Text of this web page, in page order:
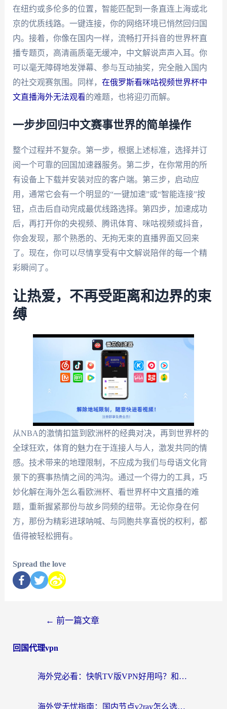
在纽约或多伦多的位置，智能匹配到一条直连上海或北
京的优质线路。一键连接，你的网络环境已悄然回归国
内。接着，你像在国内一样，流畅打开抖音的世界杯直
播专题页，高清画质毫无缓冲，中文解说声声入耳。你
可以毫无障碍地发弹幕、参与互动抽奖，完全融入国内
的社交观赛氛围。同样， 在俄罗斯看咪咕视频世界杯中
文直播海外无法观看的难题，也将迎刃而解。
一步步回归中文赛事世界的简单操作
整个过程并不复杂。第一步，根据上述标准，选择并订
阅一个可靠的回国加速器服务。第二步，在你常用的所
有设备上下载并安装对应的客户端。第三步，启动应
用，通常它会有一个明显的“一键加速”或“智能连接”按
钮，点击后自动完成最优线路选择。第四步，加速成功
后，再打开你的央视频、腾讯体育、咪咕视频或抖音，
你会发现，那个熟悉的、无拘无束的直播界面又回来
了。现在，你可以尽情享受有中文解说陪伴的每一个精
彩瞬间了。
让热爱，不再受距离和边界的束
缚
从NBA的激情扣篮到欧洲杯的经典对决，再到世界杯的
全球狂欢，体育的魅力在于连接人与人，激发共同的情
感。技术带来的地理限制，不应成为我们与母语文化背
景下的赛事热情之间的鸿沟。通过一个得力的工具，巧
妙化解在海外怎么看欧洲杯、看世界杯中文直播的难
题，重新握紧那份与故乡同频的纽带。无论你身在何
方，那份为精彩进球呐喊、与同胞共享喜悦的权利，都
值得被轻松拥有。
Spread the love
← 前一篇文章
回国代理vpn
海外党必看：快帆TV版VPN好用吗？和快游VPN对比哪个回国效果更好？附实用避坑指南
海外党无忧指南：国内节点v2ray怎么选？一键回国VPN+多场景实测帮你避坑